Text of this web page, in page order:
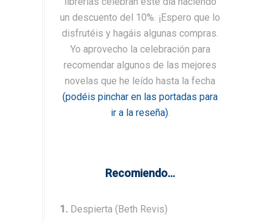
un descuento del 10%. ¡Espero que lo
disfrutéis y hagáis algunas compras.
Yo aprovecho la celebración para
recomendar algunos de las mejores
novelas que he leído hasta la fecha
(podéis pinchar en las portadas para
ir a la reseña).
Recomiendo...
1. Despierta (Beth Revis)